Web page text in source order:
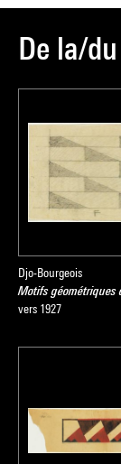
De la/
Djo-Bourgeois
Motifs géométriques
vers 1927